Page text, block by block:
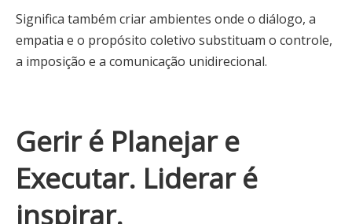
Significa também criar ambientes onde o diálogo, a
empatia e o propósito coletivo substituam o controle,
a imposição e a comunicação unidirecional.
Gerir é Planejar e
Executar. Liderar é
inspirar.